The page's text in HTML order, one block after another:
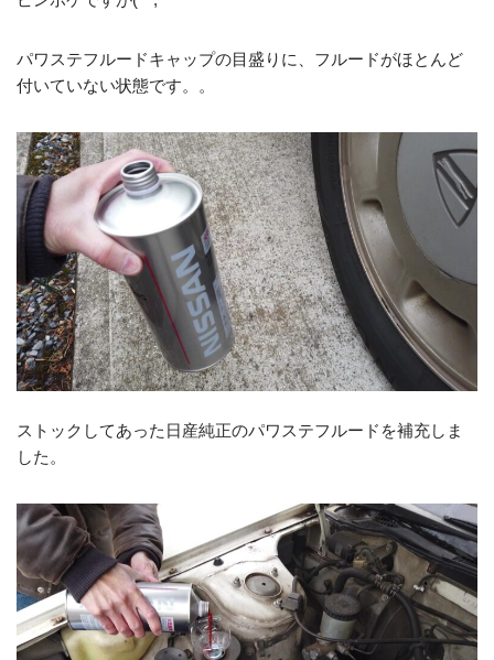
パワステフルードキャップの目盛りに、フルードがほとんど
付いていない状態です。。
ストックしてあった日産純正のパワステフルードを補充しま
した。